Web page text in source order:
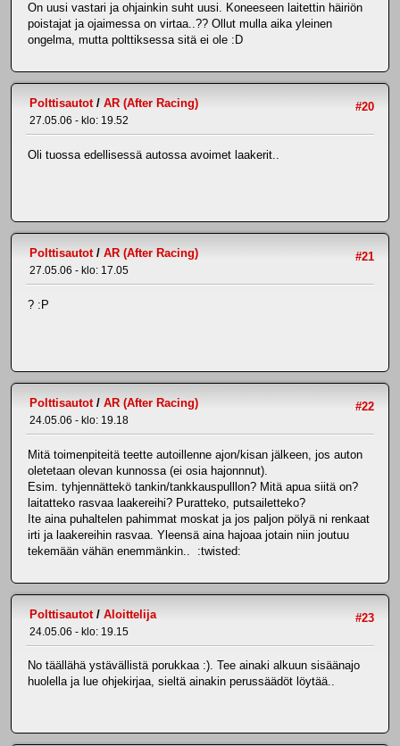
On uusi vastari ja ohjainkin suht uusi. Koneeseen laitettin häiriön
poistajat ja ojaimessa on virtaa..?? Ollut mulla aika yleinen
ongelma, mutta polttiksessa sitä ei ole :D
#20
Polttisautot/ AR (After Racing)
27.05.06 - klo: 19.52
Oli tuossa edellisessä autossa avoimet laakerit..
#21
Polttisautot/ AR (After Racing)
27.05.06 - klo: 17.05
? :P
#22
Polttisautot/ AR (After Racing)
24.05.06 - klo: 19.18
Mitä toimenpiteitä teette autoillenne ajon/kisan jälkeen, jos auton
oletetaan olevan kunnossa (ei osia hajonnnut).
Esim. tyhjennättekö tankin/tankkauspulllon? Mitä apua siitä on?
laitatteko rasvaa laakereihi? Puratteko, putsailetteko?
Ite aina puhaltelen pahimmat moskat ja jos paljon pölyä ni renkaat
irti ja laakereihin rasvaa. Yleensä aina hajoaa jotain niin joutuu
tekemään vähän enemmänkin.. :twisted:
#23
Polttisautot/ Aloittelija
24.05.06 - klo: 19.15
No täällähä ystävällistä porukkaa :). Tee ainaki alkuun sisäänajo
huolella ja lue ohjekirjaa, sieltä ainakin perussäädöt löytää..